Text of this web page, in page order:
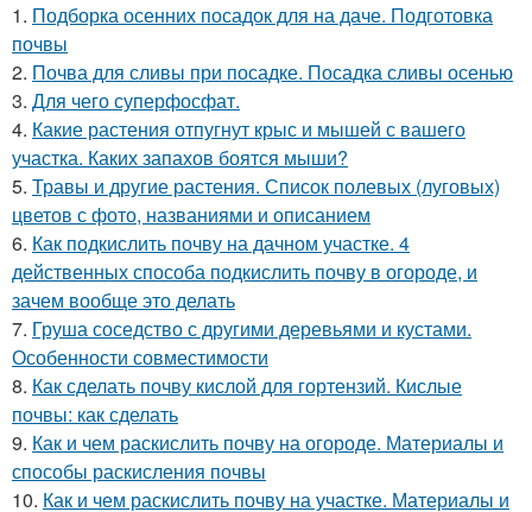
1. Подборка осенних посадок для на даче. Подготовка
почвы
2. Почва для сливы при посадке. Посадка сливы осенью
3. Для чего суперфосфат.
4. Какие растения отпугнут крыс и мышей с вашего
участка. Каких запахов боятся мыши?
5. Травы и другие растения. Список полевых (луговых)
цветов с фото, названиями и описанием
6. Как подкислить почву на дачном участке. 4
действенных способа подкислить почву в огороде, и
зачем вообще это делать
7. Груша соседство с другими деревьями и кустами.
Особенности совместимости
8. Как сделать почву кислой для гортензий. Кислые
почвы: как сделать
9. Как и чем раскислить почву на огороде. Материалы и
способы раскисления почвы
10. Как и чем раскислить почву на участке. Материалы и